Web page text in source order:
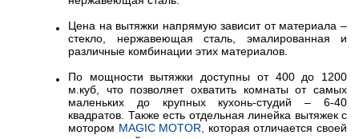
Цена на вытяжки напрямую зависит от материала –
стекло, нержавеющая сталь, эмалированная и
различные комбинации этих материалов.
По мощности вытяжки доступны от 400 до 1200
м.куб, что позволяет охватить комнаты от самых
маленьких до крупных кухонь-студий – 6-40
квадратов. Также есть отдельная линейка вытяжек с
мотором MAGIC MOTOR,
которая отличается своей